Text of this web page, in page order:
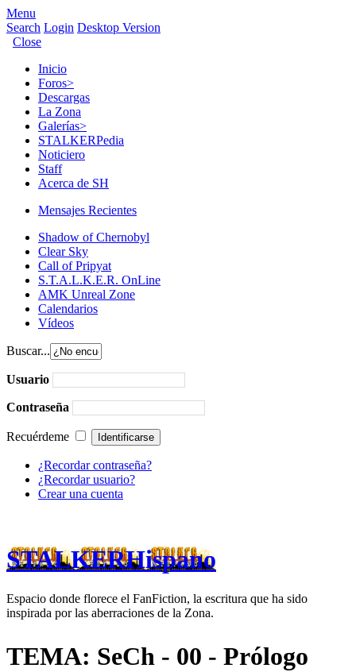
Menu
Search Login Desktop Version
Close
Inicio
Foros>
Descargas
La Zona
Galerías>
STALKERPedia
Noticiero
Staff
Acerca de SH
Mensajes Recientes
Shadow of Chernobyl
Clear Sky
Call of Pripyat
S.T.A.L.K.E.R. OnLine
AMK Unreal Zone
Calendarios
Vídeos
Buscar...
Usuario
Contraseña
Recuérdeme
¿Recordar contraseña?
¿Recordar usuario?
Crear una cuenta
STALKERHispano
Espacio donde florece el FanFiction, la escritura que ha sido
inspirada por las aberraciones de la Zona.
TEMA: SeCh - 00 - Prólogo